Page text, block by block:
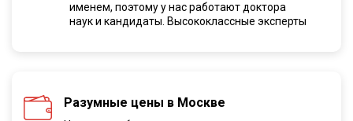
именем, поэтому у нас работают доктора
наук и кандидаты. Высококлассные эксперты
Разумные цены в Москве